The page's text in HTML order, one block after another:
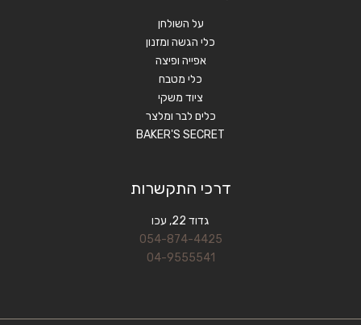
על השולחן
כלי הגשה ומזנון
אפייה ופיצה
כלי מטבח
ציוד משקי
כלים לבר ומלצר
BAKER'S SECRET
דרכי התקשרות
גדוד 22, עכו
054-874-4425
04-9555541